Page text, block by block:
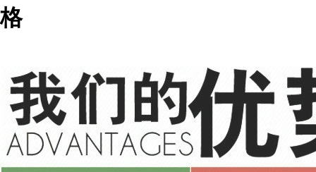
格